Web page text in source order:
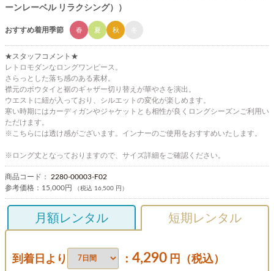
ーンレーベル リラクシング））
おすすめ着用季節 春 夏 秋
★スタッフコメント★
レトロモダンなロングワンピース。
さらっとした落ち感のある素材。
襟元のボウタイと裾のギャザー切り替えが華やさを演出。
ウエストに紐が入っており、シルエットの変化が楽しめます。
寒い時期にはカーディガンやジャケットとも相性が良くロングシーズンご利用い
ただけます。
※こちらには透け感がございます。インナーのご使用をおすすめいたします。
※ロング丈となっておりますので、サイズ詳細をご確認ください。
商品コード： 2280-00003-F02
参考価格： 15,000円 （税込 16,500 円）
月額レンタル 短期レンタル
到着日より ： 4,290 円（税込）